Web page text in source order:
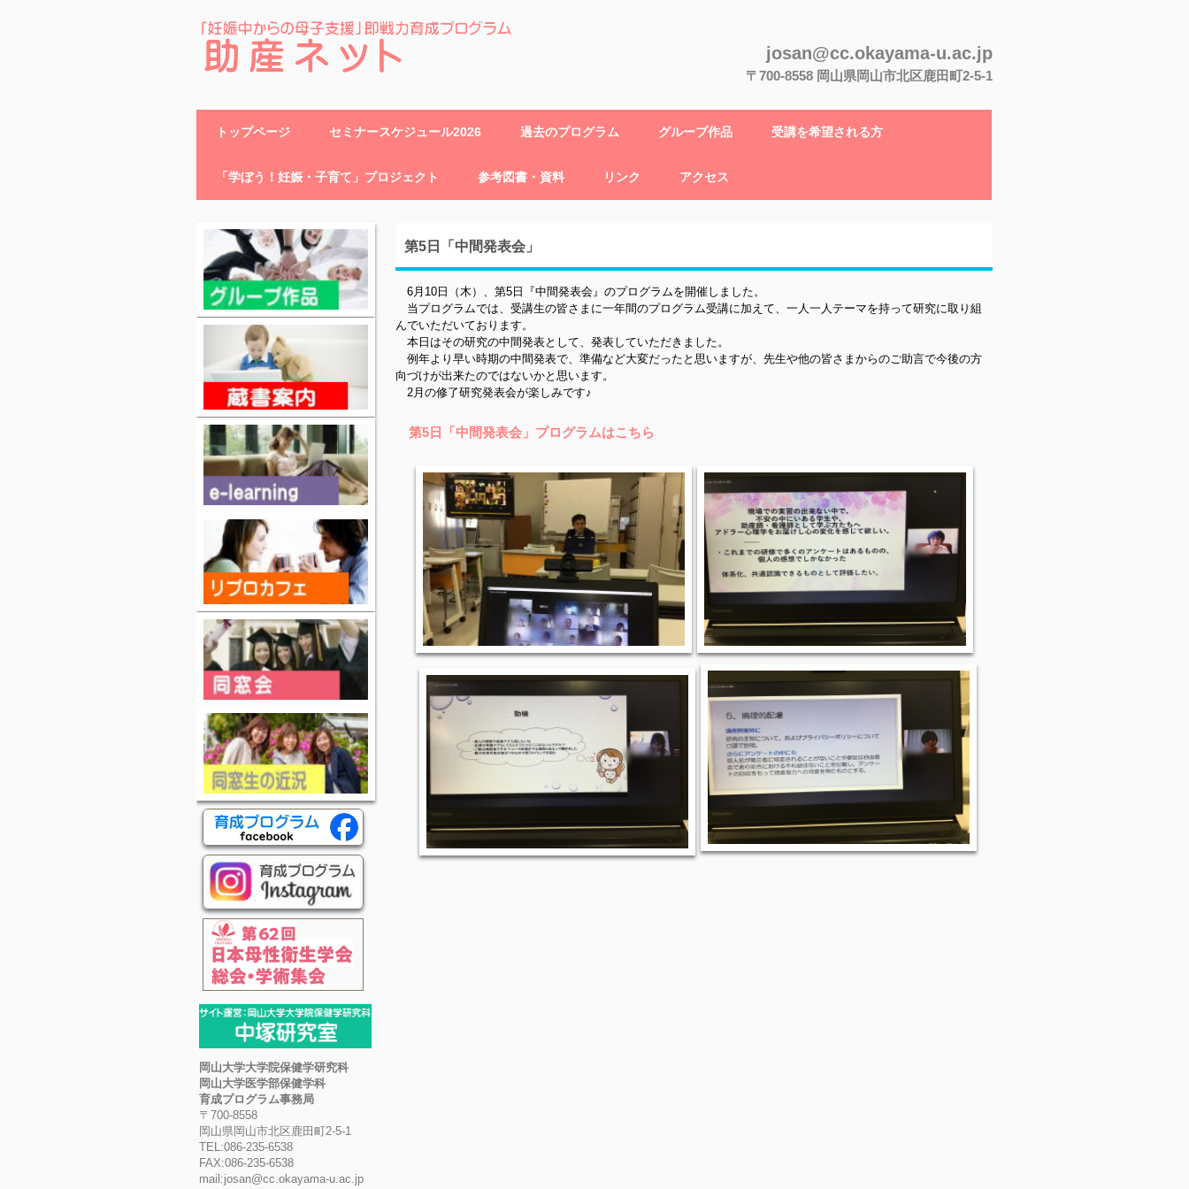
josan@cc.okayama-u.ac.jp
〒700-8558 岡山県岡山市北区鹿田町2-5-1
トップページ セミナースケジュール2026 過去のプログラム グループ作品 受講を希望される方
「学ぼう！妊娠・子育て」プロジェクト 参考図書・資料 リンク アクセス
第5日「中間発表会」
6月10日（木）、第5日『中間発表会』のプログラムを開催しました。
当プログラムでは、受講生の皆さまに一年間のプログラム受講に加えて、一人一人テーマを持って研究に取り組
んでいただいております。
本日はその研究の中間発表として、発表していただきました。
例年より早い時期の中間発表で、準備など大変だったと思いますが、先生や他の皆さまからのご助言で今後の方
向づけが出来たのではないかと思います。
2月の修了研究発表会が楽しみです♪
第5日「中間発表会」プログラムはこちら
岡山大学大学院保健学研究科
岡山大学医学部保健学科
育成プログラム事務局
〒700-8558
岡山県岡山市北区鹿田町2-5-1
TEL:086-235-6538
FAX:086-235-6538
mail:josan@cc.okayama-u.ac.jp